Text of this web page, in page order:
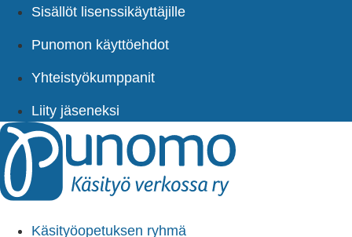
Sisällöt lisenssikäyttäjille
Punomon käyttöehdot
Yhteistyökumppanit
Liity jäseneksi
Käsityöopetuksen ryhmä